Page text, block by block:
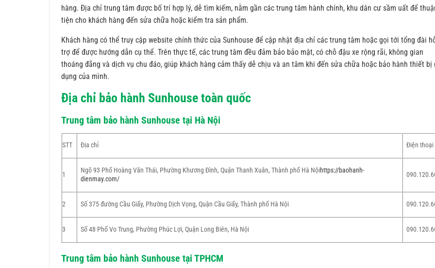
hàng. Địa chỉ trung tâm được bố trí hợp lý, dễ tìm kiếm, nằm gần các trung tâm hành chính, khu dân cư sầm uất để
tiện cho khách hàng đến sửa chữa hoặc kiểm tra sản phẩm.
Khách hàng có thể truy cập website chính thức của Sunhouse để cập nhật địa chỉ các trung tâm hoặc gọi tới tổng đài
trợ để được hướng dẫn cụ thể. Trên thực tế, các trung tâm đều đảm bảo bảo mật, có chỗ đậu xe rộng rãi, không gian
thoáng đãng và dịch vụ chu đáo, giúp khách hàng cảm thấy dễ chịu và an tâm khi đến sửa chữa hoặc bảo hành thiết bị
dụng của mình.
Địa chỉ bảo hành Sunhouse toàn quốc
Trung tâm bảo hành Sunhouse tại Hà Nội
STT Địa chỉ Điện thoại
1
Ngõ 93 Phố Hoàng Văn Thái, Phường Khương Đình, Quận Thanh Xuân, Thành phố Hà Nộihttps://baohanh-
dienmay.com/
2 Số 375 đường Cầu Giấy, Phường Dịch Vọng, Quận Cầu Giấy, Thành phố Hà Nội
3 Số 48 Phố Vo Trung, Phường Phúc Lợi, Quận Long Biên, Hà Nội
Trung tâm bảo hành Sunhouse tại TPHCM